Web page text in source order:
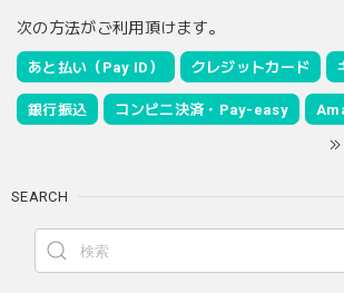
次の方法がご利用頂けます。
あと払い（Pay ID） クレジットカード
銀行振込 コンビニ決済・Pay-easy
SEARCH